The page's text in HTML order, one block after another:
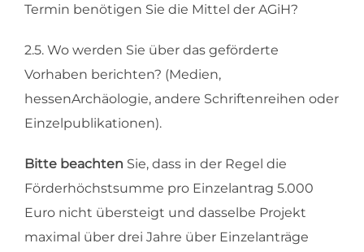
Termin benötigen Sie die Mittel der AGiH?
2.5. Wo werden Sie über das geförderte
Vorhaben berichten? (Medien,
hessenArchäologie, andere Schriftenreihen oder
Einzelpublikationen).
Bitte beachten Sie, dass in der Regel die
Förderhöchstsumme pro Einzelantrag 5.000
Euro nicht übersteigt und dasselbe Projekt
maximal über drei Jahre über Einzelanträge